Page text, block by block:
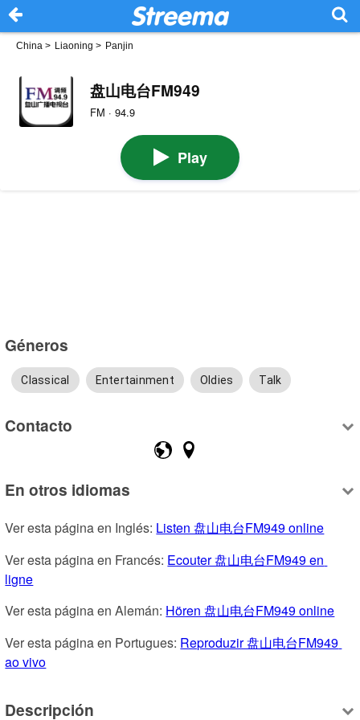
China > Liaoning > Panjin
盘山电台FM949
FM · 94.9
Play
Géneros
Classical Entertainment Oldies Talk
Contacto
En otros idiomas
Ver esta página en Inglés: Listen 盘山电台FM949 online
Ver esta página en Francés: Ecouter 盘山电台FM949 en
ligne
Ver esta página en Alemán: Hören 盘山电台FM949 online
Ver esta página en Portugues: Reproduzir 盘山电台FM949
ao vivo
Descripción